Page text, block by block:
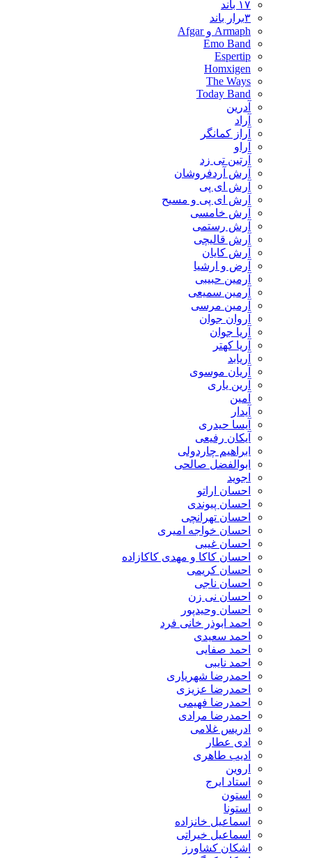
۱۷ باند
۳برار باند
Armaph و Afgar
Emo Band
Espertip
Homxigen
The Ways
Today Band
آدرین
آراد
آراز کمانگر
آراو
آرتین تی زد
آرش آردفروشان
آرش ای پی
آرش ای پی و مسیح
آرش خامسی
آرش رستمی
آرش قالیچی
آرش کایان
​آرض و ارشیا
آرمین حبیبی
آرمین سمیعی
آرمین مرسی
آروان جوان
آریا جوان
آریا کهتر
آریابد
آریان موسوی
آرین یاری
آمین
آیدار
آیسا حیدری
آیکان رفیعی
ابراهیم چاردولی
ابوالفضل صالحی
اجوید
احسان اراتو
احسان پیوندی
احسان تهرانچی
احسان خواجه امیری
احسان غیبی
احسان کاکا و مهدی کاکازاده
احسان کریمی
احسان ناجی
احسان نی زن
احسان وحیدپور
احمد ابوذر خانی فرد
احمد سعیدی
احمد صفایی
احمد نایبی
احمدرضا شهریاری
احمدرضا عزیزی
احمدرضا فهیمی
احمدرضا مرادی
ادریس غلامی
ادی عطار
ادیب طاهری
اروین
استاد ایرج
استون
استونا
اسماعیل خانزاده
اسماعیل خیراتی
اشکان کشاورز